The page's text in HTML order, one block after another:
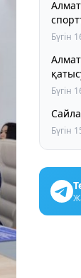
Бүгін
Бүгін
Бүгін